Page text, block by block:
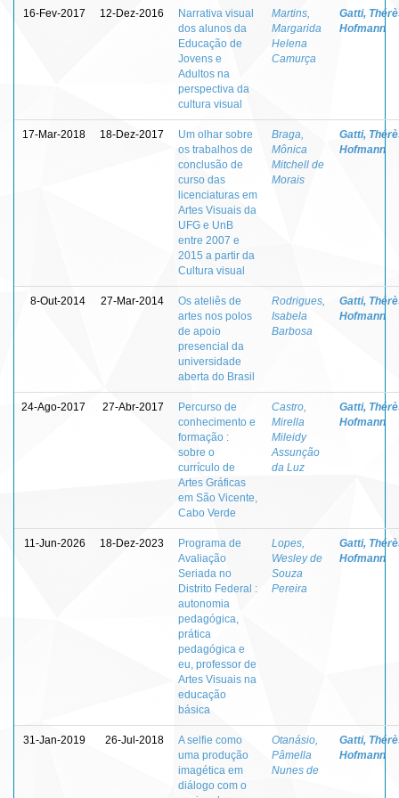
16-Fev-2017 12-Dez-2016
Narrativa visual
dos alunos da
Educação de
Jovens e
Adultos na
perspectiva da
cultura visual
Martins,
Margarida
Helena
Camurça
Gatti,
Hofmann
17-Mar-2018 18-Dez-2017
Um olhar sobre
os trabalhos de
conclusão de
curso das
licenciaturas em
Artes Visuais da
UFG e UnB
entre 2007 e
2015 a partir da
Cultura visual
Braga,
Mônica
Mitchell de
Morais
Gatti,
Hofmann
8-Out-2014 27-Mar-2014
Os ateliês de
artes nos polos
de apoio
presencial da
universidade
aberta do Brasil
Rodrigues,
Isabela
Barbosa
Gatti,
Hofmann
24-Ago-2017 27-Abr-2017
Percurso de
conhecimento e
formação :
sobre o
currículo de
Artes Gráficas
em São Vicente,
Cabo Verde
Castro,
Mirella
Mileidy
Assunção
da Luz
Gatti,
Hofmann
11-Jun-2026 18-Dez-2023
Programa de
Avaliação
Seriada no
Distrito Federal :
autonomia
pedagógica,
prática
pedagógica e
eu, professor de
Artes Visuais na
educação
básica
Lopes,
Wesley de
Souza
Pereira
Gatti,
Hofmann
31-Jan-2019 26-Jul-2018
A selfie como
uma produção
imagética em
diálogo com o
Otanásio,
Pâmella
Nunes de
Gatti,
Hofmann